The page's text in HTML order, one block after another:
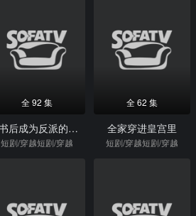
全 92 集
穿书后成为反派的白月光
短剧/穿越短剧/穿越
全 62 集
全家穿进皇宫里
短剧/穿越短剧/穿越